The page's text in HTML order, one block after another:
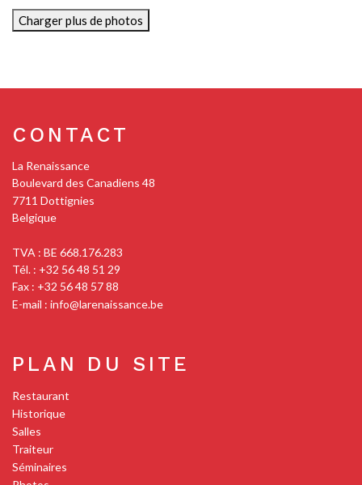
CONTACT
La Renaissance
Boulevard des Canadiens 48
7711 Dottignies
Belgique
TVA : BE 668.176.283
Tél. : +32 56 48 51 29
Fax : +32 56 48 57 88
E-mail : info@larenaissance.be
PLAN DU SITE
Restaurant
Historique
Salles
Traiteur
Séminaires